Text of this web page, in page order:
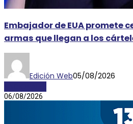
Embajador de EUA promete
armas que llegan a los
Edición Web05/08/2026
06/08/2026